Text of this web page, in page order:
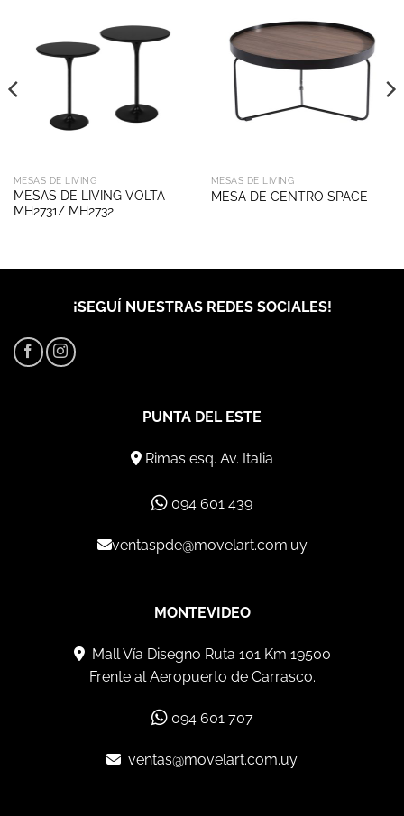
MESAS DE LIVING
MESAS DE LIVING VOLTA
MH2731/ MH2732
MESAS DE LIVING
MESA DE CENTRO SPACE
¡SEGUÍ NUESTRAS REDES SOCIALES!
PUNTA DEL ESTE
Rimas esq. Av. Italia
094 601 439
ventaspde@movelart.com.uy
MONTEVIDEO
Mall Vía Disegno Ruta 101 Km 19500
Frente al Aeropuerto de Carrasco.
094 601 707
ventas@movelart.com.uy